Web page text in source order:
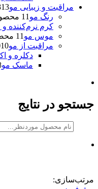
مراقبت و زیبایی مو13 محصول
رنگ مو
1 1 محصولات
کرم نرم‌کننده
موس مو
1 1 محصولات
مراقبت از مو10 محصول
دکلره و
ماسک مو8
جستجو در نتایج
مرتب‌سازی: